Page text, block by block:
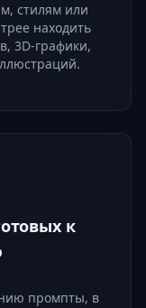
стилям или
находить
3D-графики,
к
промпты, в